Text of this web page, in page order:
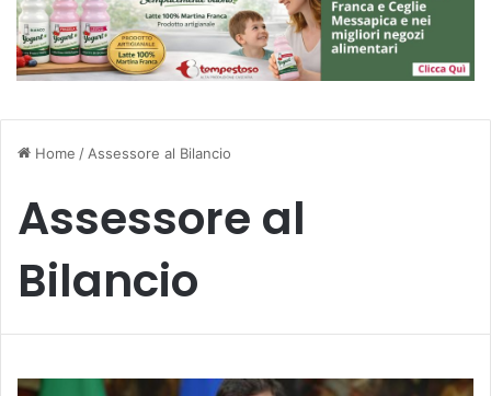
Home / Assessore al Bilancio
Assessore al
Bilancio